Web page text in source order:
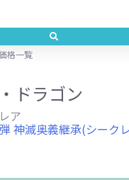
格一覧
ドラゴン
ア
神滅奥義継承(シーク